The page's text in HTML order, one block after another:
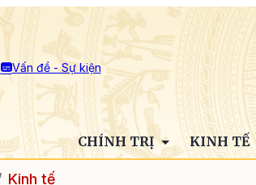
Vấn đề - Sự kiện
CHÍNH TRỊ KINH TẾ
Kinh tế